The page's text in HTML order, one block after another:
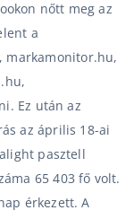
nőtt meg az
a
markamonitor.hu,
Ez után az
az április 18-ai
pasztell
65 403 fő volt.
érkezett. A